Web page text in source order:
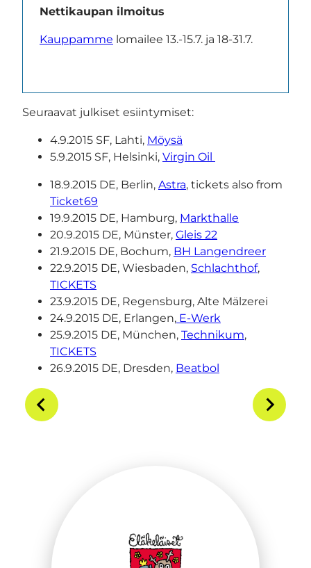
Nettikaupan ilmoitus
Kauppamme lomailee 13.-15.7. ja 18-31.7.
Seuraavat julkiset esiintymiset:
4.9.2015 SF, Lahti, Möysä
5.9.2015 SF, Helsinki, Virgin Oil
18.9.2015 DE, Berlin, Astra, tickets also from
Ticket69
19.9.2015 DE, Hamburg, Markthalle
20.9.2015 DE, Münster, Gleis 22
21.9.2015 DE, Bochum, BH Langendreer
22.9.2015 DE, Wiesbaden, Schlachthof,
TICKETS
23.9.2015 DE, Regensburg, Alte Mälzerei
24.9.2015 DE, Erlangen, E-Werk
25.9.2015 DE, München, Technikum,
TICKETS
26.9.2015 DE, Dresden, Beatbol